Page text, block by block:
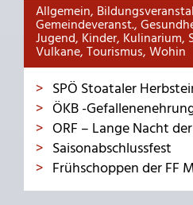
Allgemein,
Gemeindeveranst.,
Jugend, Kinder, Kulinarium,
Vulkane, Tourismus, Wohin
SPÖ Stoataler
ÖKB -
ORF – Lange Nacht
Saisonabschlussfest
Frühschoppen der FF